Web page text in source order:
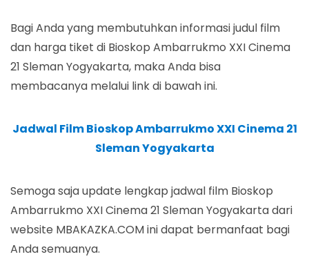
Bagi Anda yang membutuhkan informasi judul film
dan harga tiket di Bioskop Ambarrukmo XXI Cinema
21 Sleman Yogyakarta, maka Anda bisa
membacanya melalui link di bawah ini.
Jadwal Film Bioskop Ambarrukmo XXI Cinema 21
Sleman Yogyakarta
Semoga saja update lengkap jadwal film Bioskop
Ambarrukmo XXI Cinema 21 Sleman Yogyakarta dari
website MBAKAZKA.COM ini dapat bermanfaat bagi
Anda semuanya.